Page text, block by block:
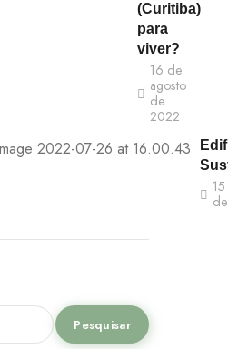
(Curitiba)
para
viver?
16 de
agosto
de
2022
Pesquisar